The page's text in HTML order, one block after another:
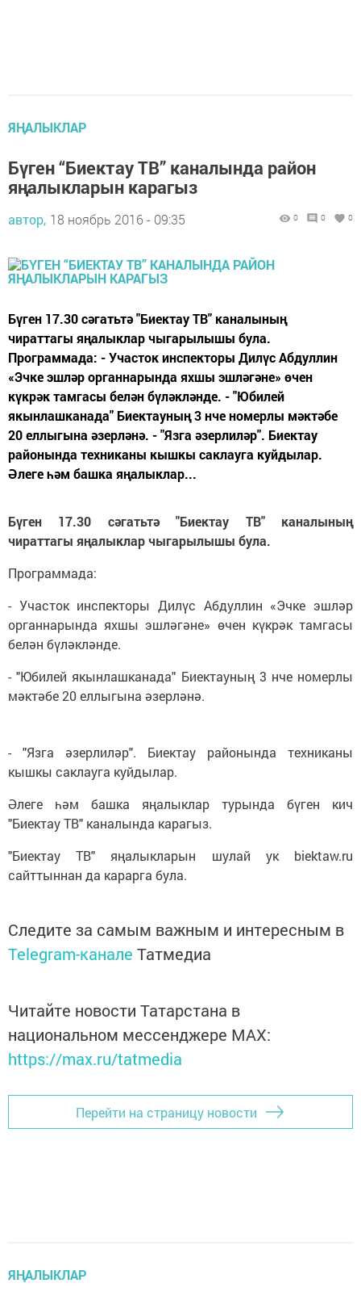
ЯҢАЛЫКЛАР
Бүген “Биектау ТВ” каналында район
яңалыкларын карагыз
автор, 18 ноябрь 2016 - 09:35 0 0 0
Бүген 17.30 сәгатьтә "Биектау ТВ" каналының
чираттагы яңалыклар чыгарылышы була.
Программада: - Участок инспекторы Дилүс Абдуллин
«Эчке эшләр органнарында яхшы эшләгәне» өчен
күкрәк тамгасы белән бүләкләнде. - "Юбилей
якынлашканада" Биектауның 3 нче номерлы мәктәбе
20 еллыгына әзерләнә. - "Язга әзерлиләр". Биектау
районында техниканы кышкы саклауга куйдылар.
Әлеге һәм башка яңалыклар...
Бүген 17.30 сәгатьтә "Биектау ТВ" каналының
чираттагы яңалыклар чыгарылышы була.
Программада:
- Участок инспекторы Дилүс Абдуллин «Эчке эшләр
органнарында яхшы эшләгәне» өчен күкрәк тамгасы
белән бүләкләнде.
- "Юбилей якынлашканада" Биектауның 3 нче номерлы
мәктәбе 20 еллыгына әзерләнә.
- "Язга әзерлиләр". Биектау районында техниканы
кышкы саклауга куйдылар.
Әлеге һәм башка яңалыклар турында бүген кич
"Биектау ТВ" каналында карагыз.
"Биектау ТВ" яңалыкларын шулай ук biektaw.ru
сайттыннан да карарга була.
Следите за самым важным и интересным в
Telegram-канале Татмедиа
Читайте новости Татарстана в
национальном мессенджере MАХ:
https://max.ru/tatmedia
Перейти на страницу новости
ЯҢАЛЫКЛАР